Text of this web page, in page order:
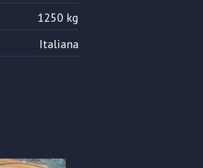
1250 kg
Italiana